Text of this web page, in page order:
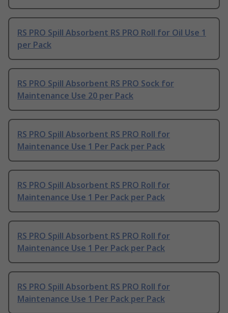
RS PRO Spill Absorbent RS PRO Roll for Oil Use 1
per Pack
RS PRO Spill Absorbent RS PRO Sock for
Maintenance Use 20 per Pack
RS PRO Spill Absorbent RS PRO Roll for
Maintenance Use 1 Per Pack per Pack
RS PRO Spill Absorbent RS PRO Roll for
Maintenance Use 1 Per Pack per Pack
RS PRO Spill Absorbent RS PRO Roll for
Maintenance Use 1 Per Pack per Pack
RS PRO Spill Absorbent RS PRO Roll for
Maintenance Use 1 Per Pack per Pack